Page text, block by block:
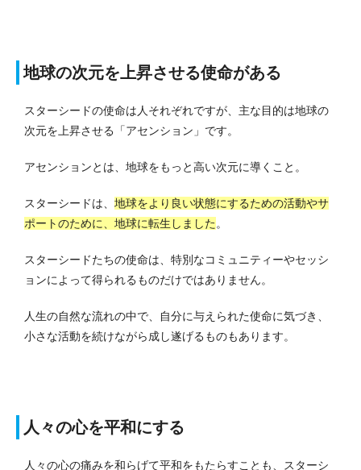
地球の次元を上昇させる使命がある
スターシードの使命は人それぞれですが、主な目的は地球の
次元を上昇させる「アセンション」です。
アセンションとは、地球をもっと高い次元に導くこと。
スターシードは、 地球をより良い状態にするための活動やサ
ポートのために、地球に転生しました。
スターシードたちの使命は、特別なコミュニティーやセッシ
ョンによって得られるものだけではありません。
人生の自然な流れの中で、自分に与えられた使命に気づき、
小さな活動を続けながら成し遂げるものもあります。
人々の心を平和にする
人々の心の痛みを和らげて平和をもたらすことも、スターシ